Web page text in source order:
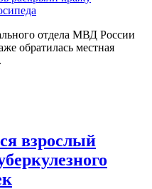
отдела МВД России
обратилась местная
взрослый